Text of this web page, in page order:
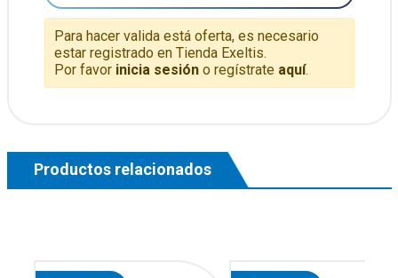
Para hacer valida está oferta, es necesario
estar registrado en Tienda Exeltis.
Por favor inicia sesióno regístrate aquí.
Productos relacionados